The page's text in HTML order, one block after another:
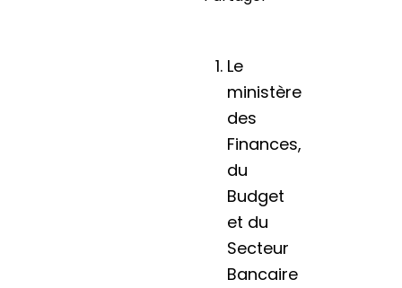
Le
ministère
des
Finances,
du
Budget
et du
Secteur
Bancaire